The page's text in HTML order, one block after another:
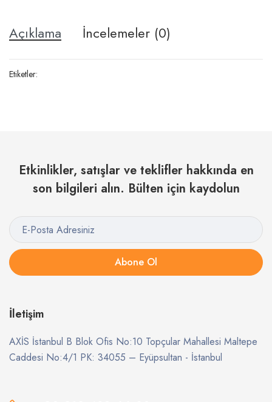
Açıklama İncelemeler (0)
Etiketler:
Etkinlikler, satışlar ve teklifler hakkında en
son bilgileri alın. Bülten için kaydolun
Abone Ol
İletişim
AXİS İstanbul B Blok Ofis No:10 Topçular Mahallesi Maltepe
Caddesi No:4/1 PK: 34055 – Eyüpsultan - İstanbul